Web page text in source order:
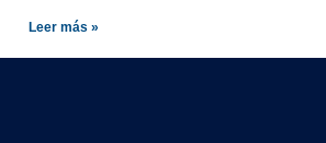
Leer más »